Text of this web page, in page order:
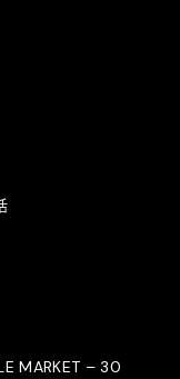
MARKET – 30